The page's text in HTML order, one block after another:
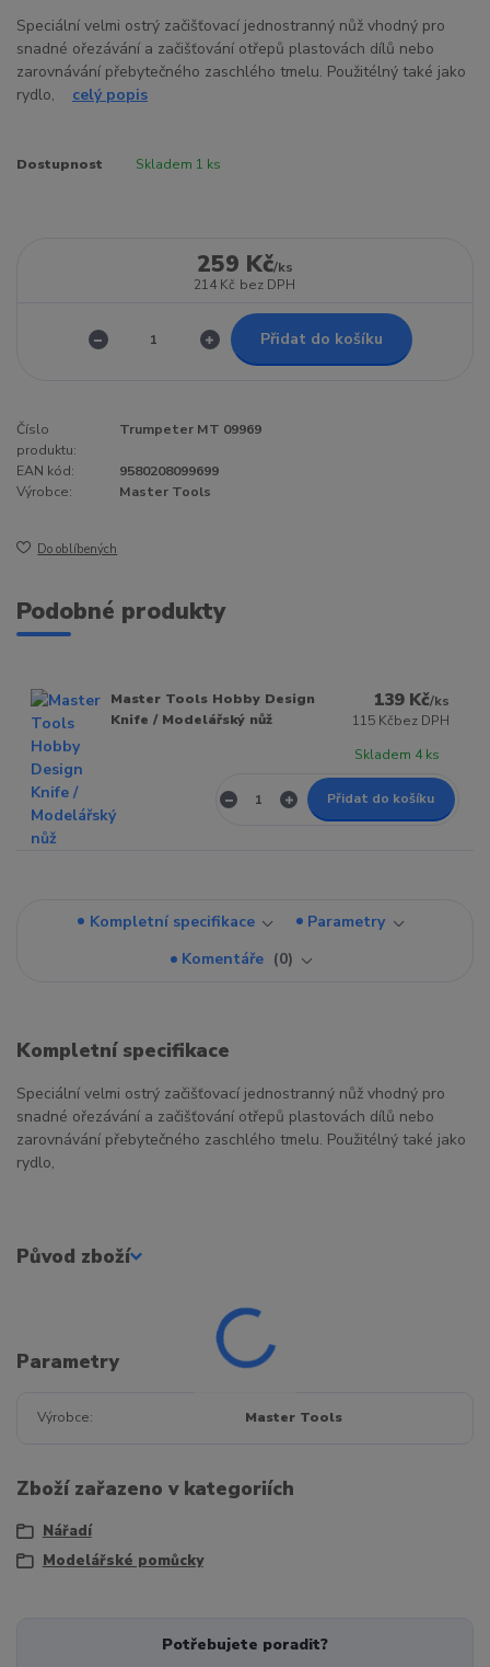
Speciální velmi ostrý začišťovací jednostranný nůž vhodný pro
snadné ořezávání a začišťování otřepů plastovách dílů nebo
zarovnávání přebytečného zaschlého tmelu. Použitélný také jako
rydlo, celý popis
Dostupnost Skladem 1 ks
259 Kč/ks
214 Kč bez DPH
Přidat do košíku
Číslo
produktu:
Trumpeter MT 09969
EAN kód:
9580208099699
Výrobce:
Master Tools
Do oblíbených
Podobné produkty
Master Tools Hobby Design
Knife / Modelářský nůž
139 Kč/ks
115 Kčbez DPH
Skladem 4 ks
Přidat do košíku
Kompletní specifikace
Parametry
Komentáře
0
Kompletní specifikace
Speciální velmi ostrý začišťovací jednostranný nůž vhodný pro
snadné ořezávání a začišťování otřepů plastovách dílů nebo
zarovnávání přebytečného zaschlého tmelu. Použitélný také jako
rydlo,
Původ zboží
Parametry
Výrobce Master Tools
Zboží zařazeno v kategoriích
Nářadí
Modelářské pomůcky
Potřebujete poradit?